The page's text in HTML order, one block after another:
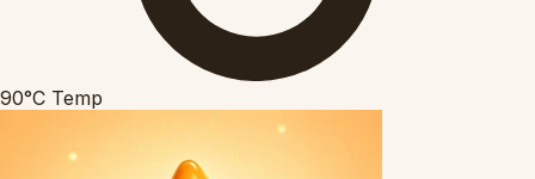
90°C Temp